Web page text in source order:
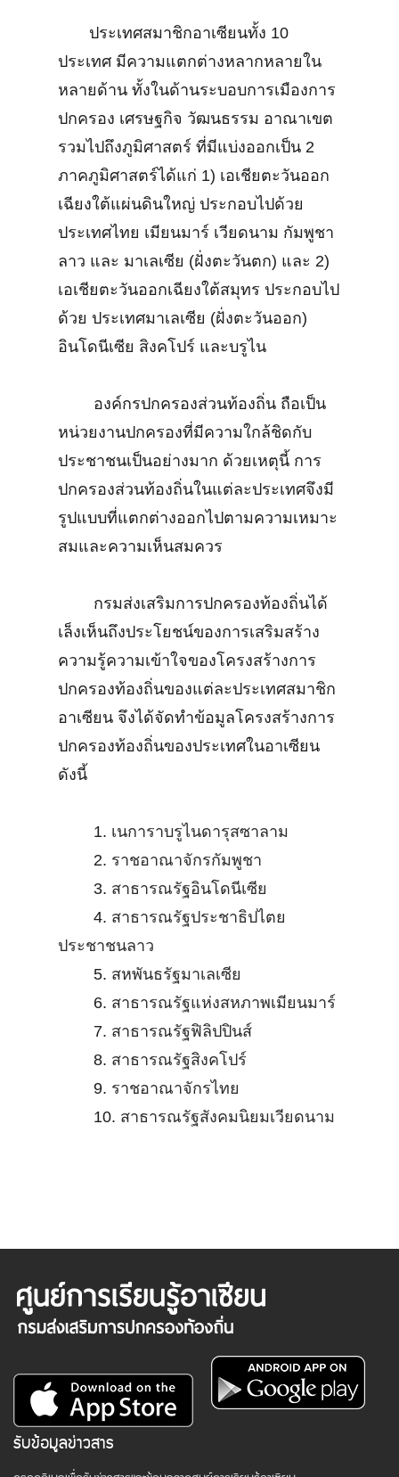
ประเทศสมาชิกอาเซียนทั้ง 10
ประเทศ มีความแตกต่างหลากหลายใน
หลายด้าน ทั้งในด้านระบอบการเมืองการ
ปกครอง เศรษฐกิจ วัฒนธรรม อาณาเขต
รวมไปถึงภูมิศาสตร์ ที่มีแบ่งออกเป็น 2
ภาคภูมิศาสตร์ได้แก่ 1) เอเชียตะวันออก
เฉียงใต้แผ่นดินใหญ่ ประกอบไปด้วย
ประเทศไทย เมียนมาร์ เวียดนาม กัมพูชา
ลาว และ มาเลเซีย (ฝั่งตะวันตก) และ 2)
เอเชียตะวันออกเฉียงใต้สมุทร ประกอบไป
ด้วย ประเทศมาเลเซีย (ฝั่งตะวันออก)
อินโดนีเซีย สิงคโปร์ และบรูไน
องค์กรปกครองส่วนท้องถิ่น ถือเป็น
หน่วยงานปกครองที่มีความใกล้ชิดกับ
ประชาชนเป็นอย่างมาก ด้วยเหตุนี้ การ
ปกครองส่วนท้องถิ่นในแต่ละประเทศจึงมี
รูปแบบที่แตกต่างออกไปตามความเหมาะ
สมและความเห็นสมควร
กรมส่งเสริมการปกครองท้องถิ่นได้
เล็งเห็นถึงประโยชน์ของการเสริมสร้าง
ความรู้ความเข้าใจของโครงสร้างการ
ปกครองท้องถิ่นของแต่ละประเทศสมาชิก
อาเซียน จึงได้จัดทำข้อมูลโครงสร้างการ
ปกครองท้องถิ่นของประเทศในอาเซียน
ดังนี้
1. เนการาบรูไนดารุสซาลาม
2. ราชอาณาจักรกัมพูชา
3. สาธารณรัฐอินโดนีเซีย
4. สาธารณรัฐประชาธิปไตย
ประชาชนลาว
5. สหพันธรัฐมาเลเซีย
6. สาธารณรัฐแห่งสหภาพเมียนมาร์
7. สาธารณรัฐฟิลิปปินส์
8. สาธารณรัฐสิงคโปร์
9. ราชอาณาจักรไทย
10. สาธารณรัฐสังคมนิยมเวียดนาม
รับข้อมูลข่าวสาร